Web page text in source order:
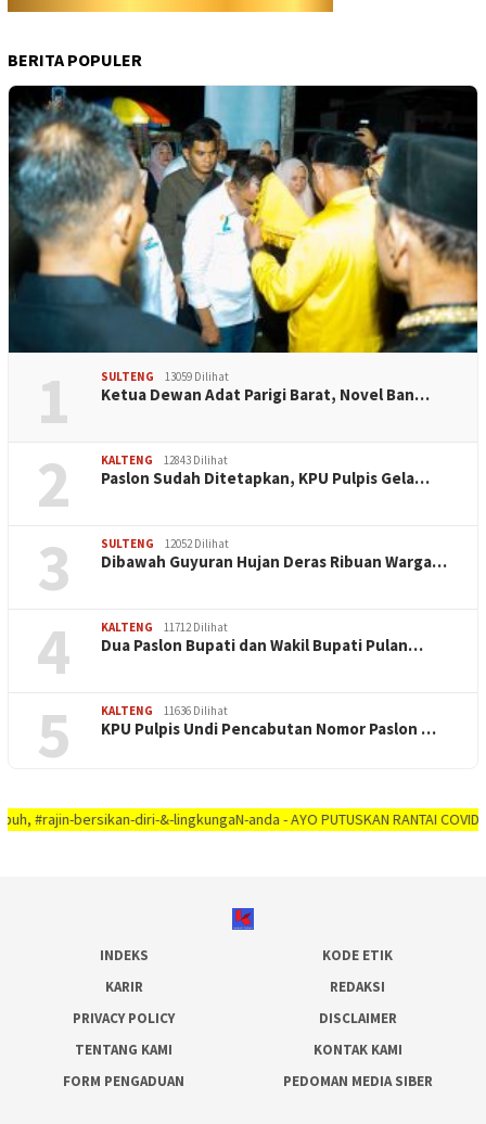
BERITA POPULER
1 SULTENG 13059 Dilihat
Ketua Dewan Adat Parigi Barat, Novel Ban…
2 KALTENG 12843 Dilihat
Paslon Sudah Ditetapkan, KPU Pulpis Gela…
3 SULTENG 12052 Dilihat
Dibawah Guyuran Hujan Deras Ribuan Warga…
4 KALTENG 11712 Dilihat
Dua Paslon Bupati dan Wakil Bupati Pulan…
5 KALTENG 11636 Dilihat
KPU Pulpis Undi Pencabutan Nomor Paslon …
bersikan-diri-&-lingkungaN-anda - AYO PUTUSKAN RANTAI COVID-
INDEKS
KODE ETIK
KARIR
REDAKSI
PRIVACY POLICY
DISCLAIMER
TENTANG KAMI
KONTAK KAMI
FORM PENGADUAN
PEDOMAN MEDIA SIBER